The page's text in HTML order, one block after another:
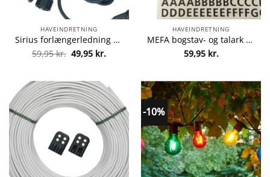
HAVEINDRETNING
Sirius forlængerledning – Lucas fra sirius 5707310696453
59,95kr. Den
oprindelige
59,95 kr..
49,95 kr.Den
aktuelle
49,95 kr..
HAVEINDRETNING
MEFA bogstav- og talark – Sort fra mefa 5701867013107
59,95 kr.
-10%